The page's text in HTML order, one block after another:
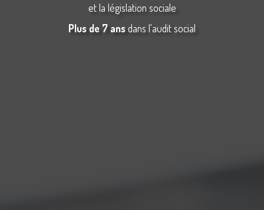
et la législation sociale
Plus de 7 ansdans l'audit social